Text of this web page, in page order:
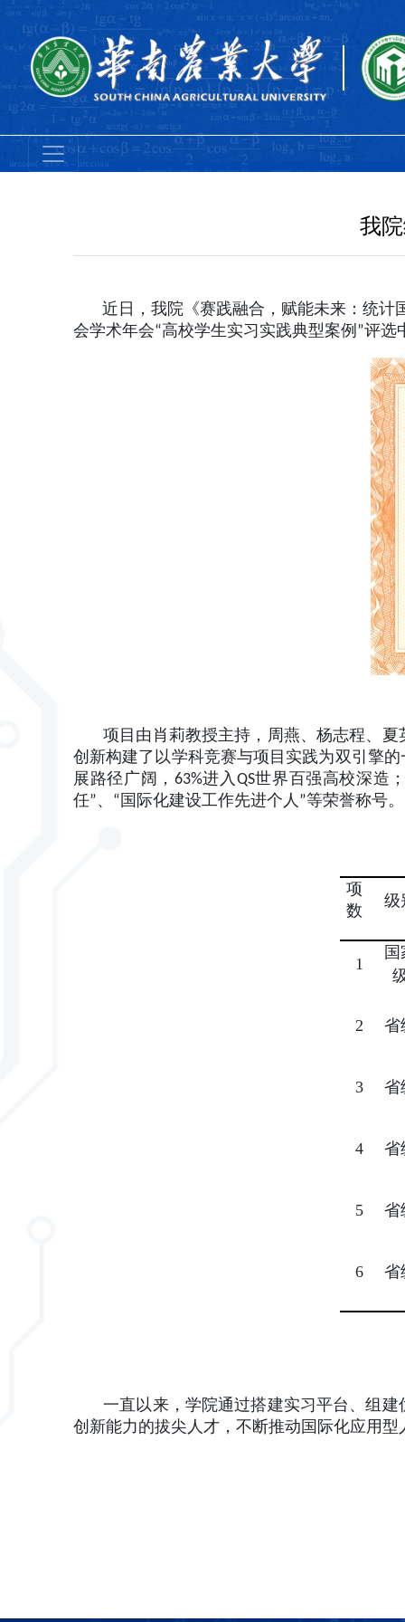
我
近日，我院《赛践融合，赋能未来：统计
会学术年会“高校学生实习实践典型案例”评选
项目由肖莉教授主持，周燕、杨志程、夏
创新构建了以学科竞赛与项目实践为双引擎
展路径广阔，63%进入QS世界百强高校深
任”、“国际化建设工作先进个人”等荣誉称号。
项
数
级
1
国
2 省
3 省
4 省
5 省
6 省
一直以来，学院通过搭建实习平台、组建
创新能力的拔尖人才，不断推动国际化应用